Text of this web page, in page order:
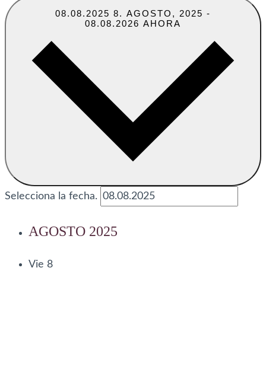
08.08.2025 8. AGOSTO, 2025 -
08.08.2026 AHORA
Selecciona la fecha.
AGOSTO 2025
Vie 8